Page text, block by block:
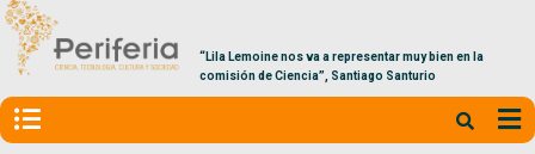
“Lila Lemoine nos va a representar muy bien en la
comisión de Ciencia”, Santiago Santurio